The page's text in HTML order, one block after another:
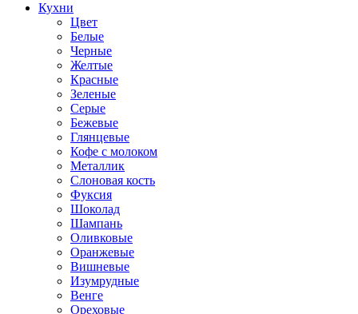
Кухни
Цвет
Белые
Черные
Желтые
Красные
Зеленые
Серые
Бежевые
Глянцевые
Кофе с молоком
Металлик
Слоновая кость
Фуксия
Шоколад
Шампань
Оливковые
Оранжевые
Вишневые
Изумрудные
Венге
Ореховые